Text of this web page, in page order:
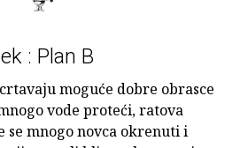
: Plan B
moguće dobre obrasce
vode proteći, ratova
se mnogo novca okrenuti i